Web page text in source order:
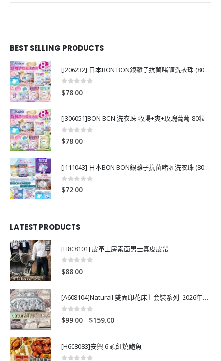
BEST SELLING PRODUCTS
[J206232] 日本BON BON銀離子抗菌啫喱洗衣珠 (80粒)
0
$78.00
[J306051]BON BON 洗衣珠-牧場+爽+玫瑰葡萄-80粒
0out of 5
$78.00
[J111043] 日本BON BON銀離子抗菌啫喱洗衣珠 (80粒)
0out of 5
$72.00
LATEST PRODUCTS
[H808101] 皮革工房素面男士真皮皮帶
0
$88.00
[A608104]Naturall 雙面印花床上套裝系列- 2026年秋季新款
0 out of 5
$99.00– $159.00P
c
[H608083]安興 6 頭紅燒鮑魚